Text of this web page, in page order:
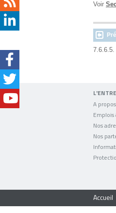
Voir
7.6.6.5.
A
Emplois
Nos
Nos
Accueil